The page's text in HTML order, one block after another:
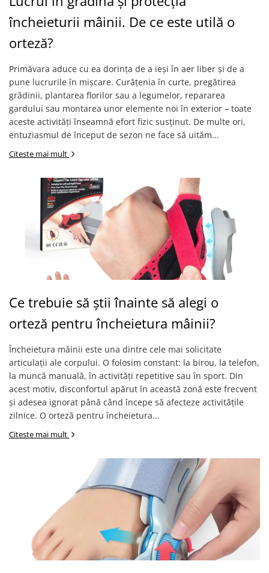
încheieturii mâinii. De ce este utilă o
orteză?
Primăvara aduce cu ea dorința de a ieși în aer liber și de a
pune lucrurile în mișcare. Curățenia în curte, pregătirea
grădinii, plantarea florilor sau a legumelor, repararea
gardului sau montarea unor elemente noi în exterior – toate
aceste activități înseamnă efort fizic susținut. De multe ori,
entuziasmul de început de sezon ne face să uităm...
Citeste mai mult
Ce trebuie să știi înainte să alegi o
orteză pentru încheietura mâinii?
Încheietura mâinii este una dintre cele mai solicitate
articulații ale corpului. O folosim constant: la birou, la telefon,
la muncă manuală, în activități repetitive sau în sport. Din
acest motiv, disconfortul apărut în această zonă este frecvent
și adesea ignorat până când începe să afecteze activitățile
zilnice. O orteză pentru încheietura...
Citeste mai mult